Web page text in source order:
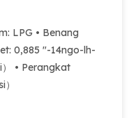
LPG • Benang
0,885 "-14ngo-lh-
• Perangkat